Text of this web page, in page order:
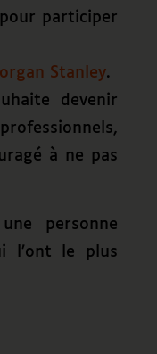
participer
Stanley.
devenir
à ne pas
personne
l’ont le plus